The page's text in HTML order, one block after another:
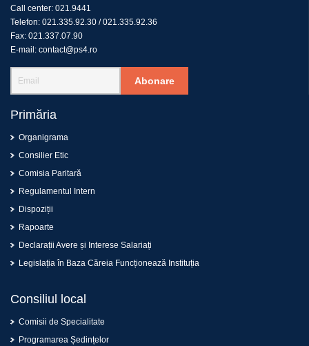
Call center: 021.9441
Telefon: 021.335.92.30 /021.335.92.36
Fax: 021.337.07.90
E-mail: contact@ps4.ro
Abonare
Primăria
Organigrama
Consilier Etic
Comisia Paritară
Regulamentul Intern
Dispoziții
Rapoarte
Declarații Avere și Interese Salariați
Legislația în Baza Căreia Funcționează Instituția
Consiliul local
Comisii de Specialitate
Programarea Ședințelor